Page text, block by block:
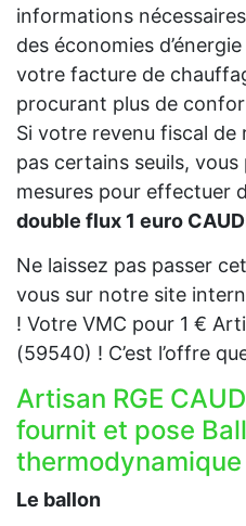
informations
des économies
votre facture de
procurant plus de
Si votre revenu fiscal de
pas certains seuils,
mesures pour effectuer
double flux 1 euro
Ne laissez pas passer
vous sur notre site
! Votre VMC pour 1 €
(59540) ! C’est l’offre
Artisan RGE
fournit et pose
thermodynamique
Le ballon